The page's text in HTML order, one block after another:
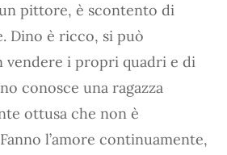
pittore, è scontento di
Dino è ricco, si può
vendere i propri quadri e di
conosce una ragazza
ottusa che non è
l’amore continuamente,